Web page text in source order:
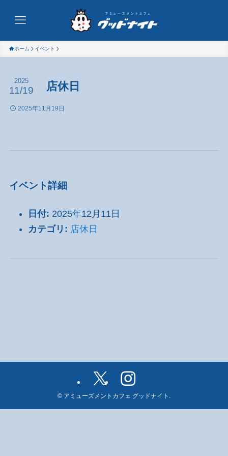
ホーム イベント
店休日
2025
11/19
2025年11月19日
イベント詳細
日付: 2025年12月11日
カテゴリ: 店休日
© アミューズメントカフェ グッドナイト.